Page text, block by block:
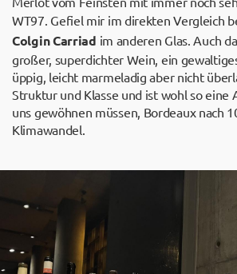
WT97. Gefiel mir im direkten Vergleich
Colgin Carriad im anderen Glas. Auch
großer, superdichter Wein, ein
üppig, leicht marmeladig aber nicht
Struktur und Klasse und ist wohl so eine
uns gewöhnen müssen, Bordeaux nach
Klimawandel.